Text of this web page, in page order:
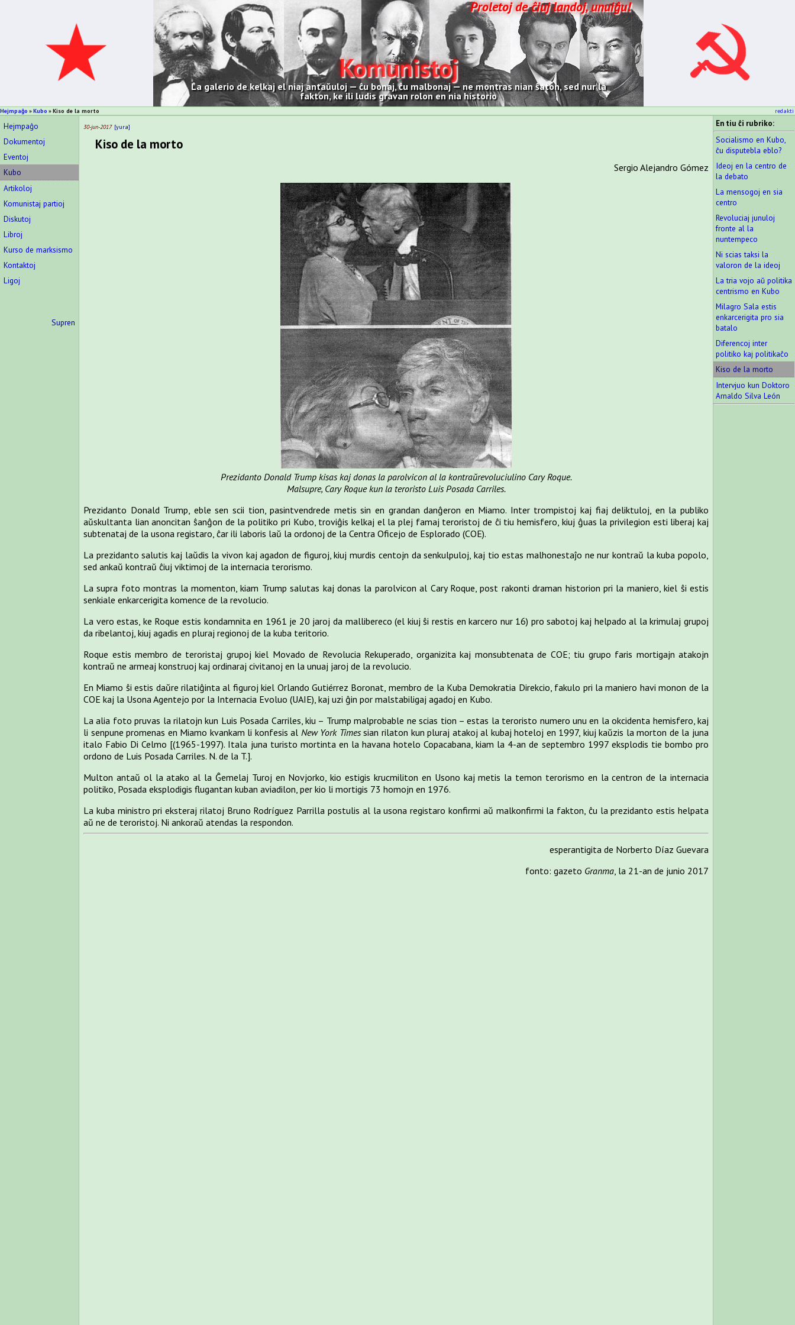
Proletoj de ĉiuj landoj, unuiĝu!
Komunistoj
La galerio de kelkaj el niaj antaŭuloj — ĉu bonaj, ĉu malbonaj — ne montras nian ŝaton, sed nur la
fakton, ke ili ludis gravan rolon en nia historio
Hejmpaĝo Kubo Kiso de la morto redakti
Hejmpaĝo
Dokumentoj
Eventoj
Kubo
Artikoloj
Komunistaj partioj
Diskutoj
Libroj
Kurso de marksismo
Kontaktoj
Ligoj
Supren
30-jun-2017 yura
Kiso de la morto
Sergio Alejandro Gómez
Prezidanto Donald Trump kisas kaj donas la parolvicon al la kontraŭrevoluciulino Cary Roque.
Malsupre, Cary Roque kun la teroristo Luis Posada Carriles.
Prezidanto Donald Trump, eble sen scii tion, pasintvendrede metis sin en grandan danĝeron en Miamo. Inter trompistoj kaj fiaj deliktuloj, en la publiko
aŭskultanta lian anoncitan ŝanĝon de la politiko pri Kubo, troviĝis kelkaj el la plej famaj teroristoj de ĉi tiu hemisfero, kiuj ĝuas la privilegion esti liberaj kaj
subtenataj de la usona registaro, ĉar ili laboris laŭ la ordonoj de la Centra Oficejo de Esplorado (COE).
La prezidanto salutis kaj laŭdis la vivon kaj agadon de figuroj, kiuj murdis centojn da senkulpuloj, kaj tio estas malhonestaĵo ne nur kontraŭ la kuba popolo,
sed ankaŭ kontraŭ ĉiuj viktimoj de la internacia terorismo.
La supra foto montras la momenton, kiam Trump salutas kaj donas la parolvicon al Cary Roque, post rakonti draman historion pri la maniero, kiel ŝi estis
senkiale enkarcerigita komence de la revolucio.
La vero estas, ke Roque estis kondamnita en 1961 je 20 jaroj da mallibereco (el kiuj ŝi restis en karcero nur 16) pro sabotoj kaj helpado al la krimulaj grupoj
da ribelantoj, kiuj agadis en pluraj regionoj de la kuba teritorio.
Roque estis membro de teroristaj grupoj kiel Movado de Revolucia Rekuperado, organizita kaj monsubtenata de COE; tiu grupo faris mortigajn atakojn
kontraŭ ne armeaj konstruoj kaj ordinaraj civitanoj en la unuaj jaroj de la revolucio.
En Miamo ŝi estis daŭre rilatiĝinta al figuroj kiel Orlando Gutiérrez Boronat, membro de la Kuba Demokratia Direkcio, fakulo pri la maniero havi monon de la
COE kaj la Usona Agentejo por la Internacia Evoluo (UAIE), kaj uzi ĝin por malstabiligaj agadoj en Kubo.
La alia foto pruvas la rilatojn kun Luis Posada Carriles, kiu ­­­­– Trump malprobable ne scias tion – estas la teroristo numero unu en la okcidenta hemisfero, kaj
li senpune promenas en Miamo kvankam li konfesis al New York Timessian rilaton kun pluraj atakoj al kubaj hoteloj en 1997, kiuj kaŭzis la morton de la juna
italo Fabio Di Celmo [(1965-1997). Itala juna turisto mortinta en la havana hotelo Copacabana, kiam la 4-an de septembro 1997 eksplodis tie bombo pro
ordono de Luis Posada Carriles. N. de la T.].
Multon antaŭ ol la atako al la Ĝemelaj Turoj en Novjorko, kio estigis krucmiliton en Usono kaj metis la temon terorismo en la centron de la internacia
politiko, Posada eksplodigis flugantan kuban aviadilon, per kio li mortigis 73 homojn en 1976.
La kuba ministro pri eksteraj rilatoj Bruno Rodríguez Parrilla postulis al la usona registaro konfirmi aŭ malkonfirmi la fakton, ĉu la prezidanto estis helpata
aŭ ne de teroristoj. Ni ankoraŭ atendas la respondon.
esperantigita de Norberto Díaz Guevara
fonto: gazeto Granma, la 21-an de junio 2017
En tiu ĉi rubriko:
Socialismo en Kubo,
ĉu disputebla eblo?
Ideoj en la centro de
la debato
La mensogoj en sia
centro
Revoluciaj junuloj
fronte al la
nuntempeco
Ni scias taksi la
valoron de la ideoj
La tria vojo aŭ politika
centrismo en Kubo
Milagro Sala estis
enkarcerigita pro sia
batalo
Diferencoj inter
politiko kaj politikaĉo
Kiso de la morto
Intervjuo kun Doktoro
Arnaldo Silva León